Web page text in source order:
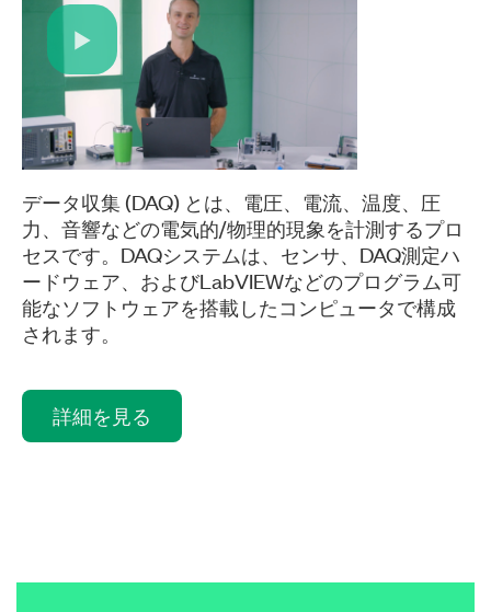
Video
データ収集 (DAQ) とは、電圧、電流、温度、圧
力、音響などの電気的/物理的現象を計測するプロ
セスです。DAQシステムは、センサ、DAQ測定ハ
ードウェア、およびLabVIEWなどのプログラム可
能なソフトウェアを搭載したコンピュータで構成
されます。
詳細を見る